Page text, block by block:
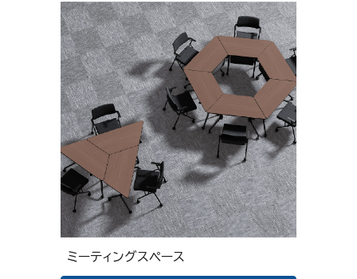
ミーティングスペース